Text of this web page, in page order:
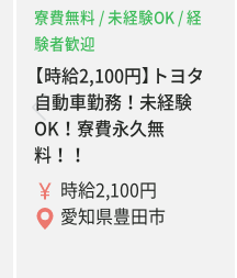
寮費無料 / 未経験OK / 経
験者歓迎
【時給2,100円】トヨタ
自動車勤務！未経験
OK！寮費永久無
料！！
時給2,100円
愛知県豊田市